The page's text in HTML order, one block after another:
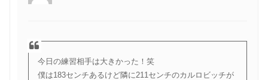
今日の練習相手は大きかった！笑
僕は183センチあるけど隣に211センチのカルロビッチが